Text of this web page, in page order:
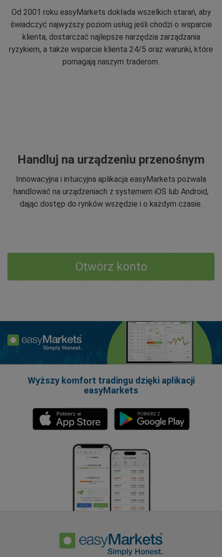
Od 2001 roku easyMarkets dokłada wszelkich starań, aby
świadczyć najwyższy poziom usług jeśli chodzi o wsparcie
klienta, dostarczać najlepsze narzędzia zarządzania
ryzykiem, a także wsparcie klienta 24/5 oraz warunki, które
pomagają naszym traderom.
Handluj na urządzeniu przenośnym
Innowacyjna i intuicyjna aplikacja easyMarkets pozwala
handlować na urządzeniach z systemem iOS lub Android,
dając dostęp do rynków wszędzie i o każdym czasie.
Otwórz konto
Wyższy komfort tradingu dzięki aplikacji
easyMarkets